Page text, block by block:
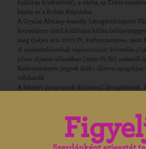
kiállítás kivételével), a várba, az Erkel-
házba és a Kohán Képtárba.
A Gyulai Almásy-kastély Látogatóközpont
forradalom című kiállítása külön
meg (teljes árú: 2700 Ft, kedvezményes: 1900
A szabadulószobák regisztrációt követően
plusz díjazás ellenében (3000 Ft/fő) vehetők
Kedvezményes jegyek diák-, illetve
válthatók.
A köztéri programok díjtalanul látogathatók.
császármorzsa külön díj ellenében kapható.